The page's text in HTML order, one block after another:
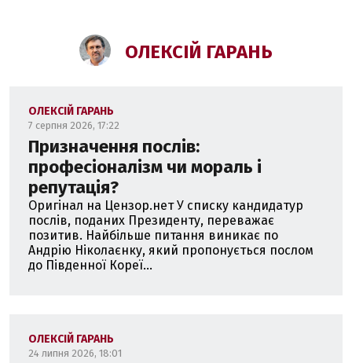
ОЛЕКСІЙ ГАРАНЬ
ОЛЕКСІЙ ГАРАНЬ
7 серпня 2026, 17:22
Призначення послів:
професіоналізм чи мораль і
репутація?
Оригінал на Цензор.нет У списку кандидатур
послів, поданих Президенту, переважає
позитив. Найбільше питання виникає по
Андрію Ніколаєнку, який пропонується послом
до Південної Кореї...
ОЛЕКСІЙ ГАРАНЬ
24 липня 2026, 18:01